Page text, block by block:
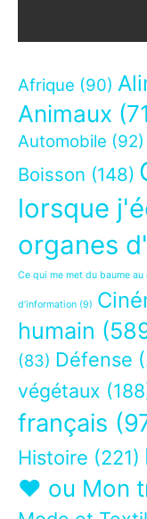
Afrique (90)
Animaux
Automobile (92)
Boisson (148)
lorsque
organes
Ce qui me met du baume
d’information (9)
humain
(83) Défense
végétaux
français
Histoire (221)
❤ ou Mon